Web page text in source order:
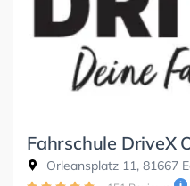
Fahrschule DriveX
Orleansplatz 11, 81667